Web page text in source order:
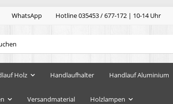
WhatsApp Hotline 035453 / 677-172 | 10-14 Uhr
Holz Handlaufhalter Handlauf Aluminium
Versandmaterial Holzlampen